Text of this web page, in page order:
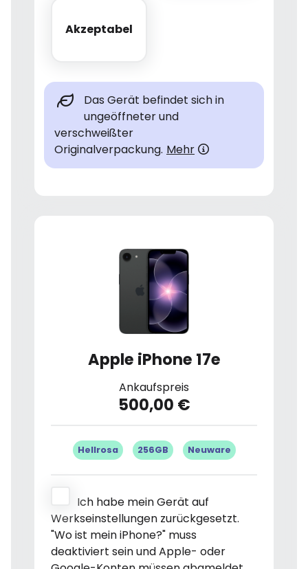
Akzeptabel
Akzeptabel
Das Gerät befindet sich in
ungeöffneter und
verschweißter
Originalverpackung. Mehr
Apple iPhone 17e
Ankaufspreis
500,00 €
Hellrosa 256GB Neuware
Ich habe mein Gerät auf
Werkseinstellungen zurückgesetzt.
"Wo ist mein iPhone?" muss
deaktiviert sein und Apple- oder